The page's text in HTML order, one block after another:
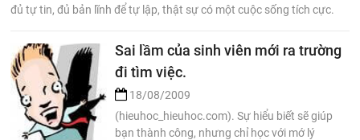
đủ tự tin, đủ bản lĩnh để tự lập, thật sự có một cuộc sống tích cực.
Sai lầm của sinh viên mới ra trường
đi tìm việc.
18/08/2009
(hieuhoc_hieuhoc.com). Sự hiểu biết sẽ giúp
bạn thành công, nhưng chỉ học với mớ lý